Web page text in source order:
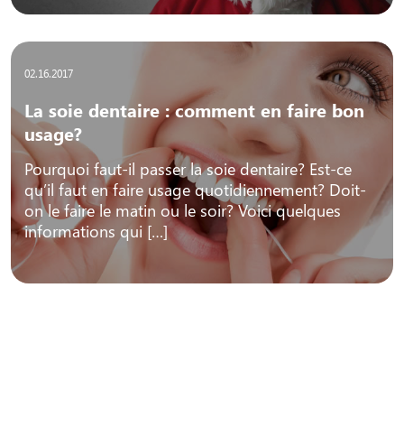
02.16.2017
La soie dentaire : comment en faire bon
usage?
Pourquoi faut-il passer la soie dentaire? Est-ce
qu’il faut en faire usage quotidiennement? Doit-
on le faire le matin ou le soir? Voici quelques
informations qui […]